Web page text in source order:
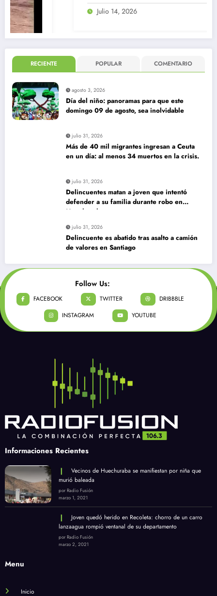
Julio 14, 2026
RECIENTE POPULAR COMENTARIO
agosto 3, 2026
Día del niño: panoramas para que este
domingo 09 de agosto, sea inolvidable
julio 31, 2026
Más de 40 mil migrantes ingresan a Ceuta
en un día: al menos 34 muertos en la crisis.
julio 31, 2026
Delincuentes matan a joven que intentó
defender a su familia durante robo en
Huechuraba
julio 31, 2026
Delincuente es abatido tras asalto a camión
de valores en Santiago
Follow Us:
FACEBOOK TWITTER
DRIBBBLE
INSTAGRAM
YOUTUBE
Informaciones Recientes
Vecinos de Huechuraba se manifiestan por niña que
murió baleada
por Radio Fusión
marzo 1, 2021
Joven quedó herido en Recoleta: chorro de un carro
lanzaagua rompió ventanal de su departamento
por Radio Fusión
marzo 2, 2021
Menu
Inicio